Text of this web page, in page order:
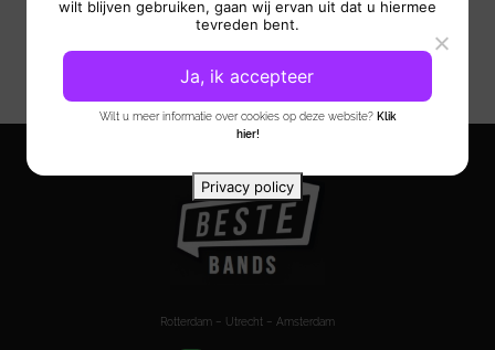
Rotterdam – Utrecht – Amsterdam
wilt blijven gebruiken, gaan wij ervan uit dat u hiermee
tevreden bent.
Wilt u meer informatie over cookies op deze website? Klik
hier!
Ja, ik accepteer
Privacy policy